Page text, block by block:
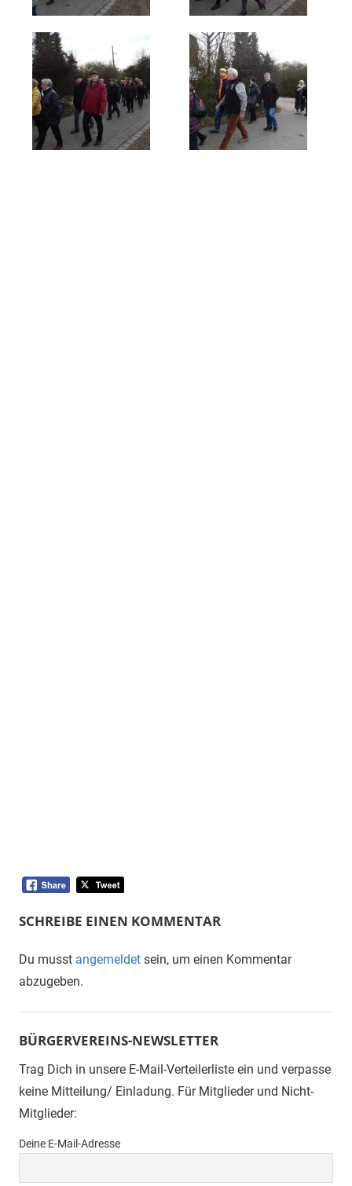
SCHREIBE EINEN KOMMENTAR
Du musst angemeldet sein, um einen Kommentar
abzugeben.
BÜRGERVEREINS-NEWSLETTER
Trag Dich in unsere E-Mail-Verteilerliste ein und verpasse
keine Mitteilung/ Einladung. Für Mitglieder und Nicht-
Mitglieder:
Deine E-Mail-Adresse